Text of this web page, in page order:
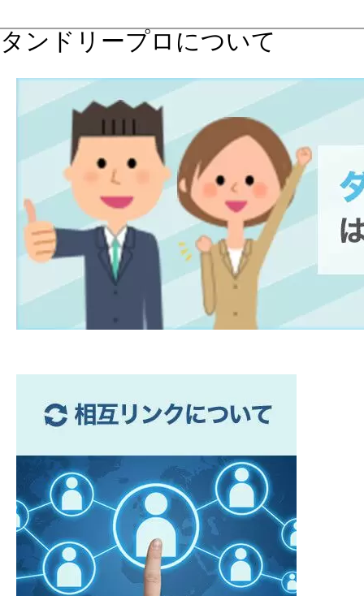
タンドリープロについて